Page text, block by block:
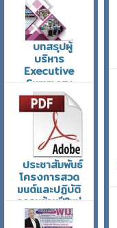
บทสรุปผู้
บริหาร
Executive
Summary
โครงการพัฒนา
ข้อเสนอเชิง
นโยบายการ
คุ้มครองทาง
สังคม ที่ตอบ
สนองต่อการ
เปลี่ยนแปลง
สภาพภูมิอากาศ
(Climate
Responsive
Social
ประชาสัมพันธ์
โครงการสวด
มนต์และปฏิบัติ
ธรรมข้ามปีใหม่
บริสุทธิ์ด้วยใจ